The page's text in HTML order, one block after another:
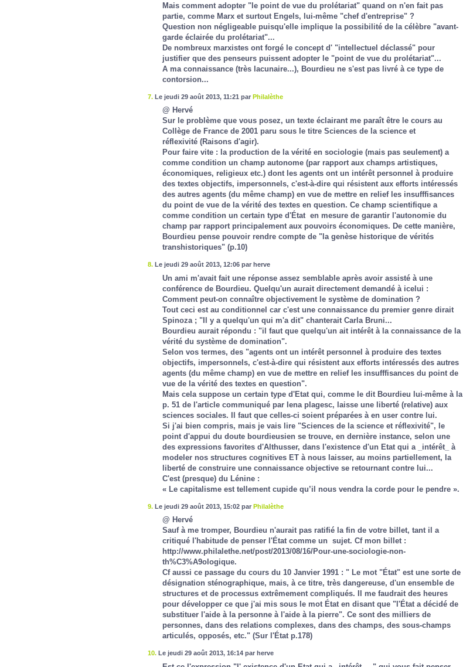
Mais comment adopter "le point de vue du prolétariat" quand on n'en fait pas
partie, comme Marx et surtout Engels, lui-même "chef d'entreprise" ?
Question non négligeable puisqu'elle implique la possibilité de la célèbre "avant-
garde éclairée du prolétariat"...
De nombreux marxistes ont forgé le concept d' "intellectuel déclassé" pour
justifier que des penseurs puissent adopter le "point de vue du prolétariat"...
A ma connaissance (très lacunaire...), Bourdieu ne s'est pas livré à ce type de
contorsion...
7. Le jeudi 29 août 2013, 11:21 par Philalèthe
@ Hervé
Sur le problème que vous posez, un texte éclairant me paraît être le cours au
Collège de France de 2001 paru sous le titre Sciences de la science et
réflexivité(Raisons d'agir).
Pour faire vite : la production de la vérité en sociologie (mais pas seulement) a
comme condition un champ autonome (par rapport aux champs artistiques,
économiques, religieux etc.) dont les agents ont un intérêt personnel à produire
des textes objectifs, impersonnels, c'est-à-dire qui résistent aux efforts intéressés
des autres agents (du même champ) en vue de mettre en relief les insufffisances
du point de vue de la vérité des textes en question. Ce champ scientifique a
comme condition un certain type d'État en mesure de garantir l'autonomie du
champ par rapport principalement aux pouvoirs économiques. De cette manière,
Bourdieu pense pouvoir rendre compte de "la genèse historique de vérités
transhistoriques" (p.10)
8. Le jeudi 29 août 2013, 12:06 par herve
Un ami m'avait fait une réponse assez semblable après avoir assisté à une
conférence de Bourdieu. Quelqu'un aurait directement demandé à icelui :
Comment peut-on connaître objectivement le système de domination ?
Tout ceci est au conditionnel car c'est une connaissance du premier genre dirait
Spinoza ; "Il y a quelqu'un qui m'a dit" chanterait Carla Bruni...
Bourdieu aurait répondu : "il faut que quelqu'un ait intérêt à la connaissance de la
vérité du système de domination".
Selon vos termes, des "agents ont un intérêt personnel à produire des textes
objectifs, impersonnels, c'est-à-dire qui résistent aux efforts intéressés des autres
agents (du même champ) en vue de mettre en relief les insufffisances du point de
vue de la vérité des textes en question".
Mais cela suppose un certain type d'Etat qui, comme le dit Bourdieu lui-même à la
p. 51 de l'article communiqué par lena plagesc, laisse une liberté (relative) aux
sciences sociales. Il faut que celles-ci soient préparées à en user contre lui.
Si j'ai bien compris, mais je vais lire "Sciences de la science et réflexivité", le
point d'appui du doute bourdieusien se trouve, en dernière instance, selon une
des expressions favorites d'Althusser, dans l'existence d'un Etat qui a _intérêt_ à
modeler nos structures cognitives ET à nous laisser, au moins partiellement, la
liberté de construire une connaissance objective se retournant contre lui...
C'est (presque) du Lénine :
« Le capitalisme est tellement cupide qu’il nous vendra la corde pour le pendre ».
9. Le jeudi 29 août 2013, 15:02 par Philalèthe
@ Hervé
Sauf à me tromper, Bourdieu n'aurait pas ratifié la fin de votre billet, tant il a
critiqué l'habitude de penser l'État comme un sujet. Cf mon billet :
http://www.philalethe.net/post/2013/08/16/Pour-une-sociologie-non-
th%C3%A9ologique.
Cf aussi ce passage du cours du 10 Janvier 1991 : " Le mot "État" est une sorte de
désignation sténographique, mais, à ce titre, très dangereuse, d'un ensemble de
structures et de processus extrêmement compliqués. Il me faudrait des heures
pour développer ce que j'ai mis sous le mot État en disant que "l'État a décidé de
substituer l'aide à la personne à l'aide à la pierre". Ce sont des milliers de
personnes, dans des relations complexes, dans des champs, des sous-champs
articulés, opposés, etc." (Sur l'Étatp.178)
10. Le jeudi 29 août 2013, 16:14 par herve